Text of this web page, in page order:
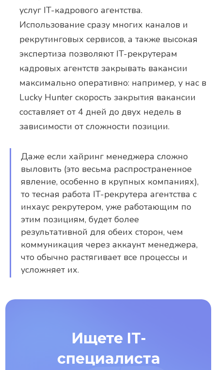
услуг IT-кадрового агентства.
Использование сразу многих каналов и
рекрутинговых сервисов, а также высокая
экспертиза позволяют IT-рекрутерам
кадровых агентств закрывать вакансии
максимально оперативно: например, у нас в
Lucky Hunter скорость закрытия вакансии
составляет от 4 дней до двух недель в
зависимости от сложности позиции.
Даже если хайринг менеджера сложно
выловить (это весьма распространенное
явление, особенно в крупных компаниях),
то тесная работа IT-рекрутера агентства с
инхаус рекрутером, уже работающим по
этим позициям, будет более
результативной для обеих сторон, чем
коммуникация через аккаунт менеджера,
что обычно растягивает все процессы и
усложняет их.
Ищете IT-
специалиста